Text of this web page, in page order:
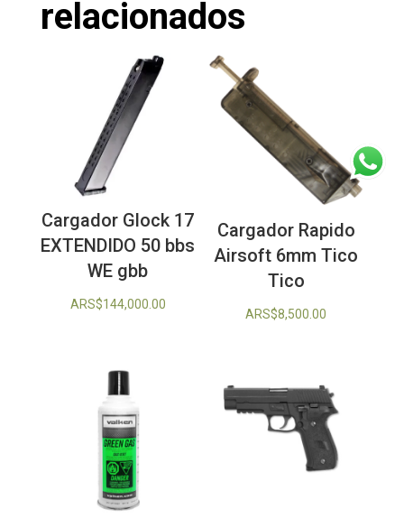
relacionados
Cargador Glock 17
EXTENDIDO 50 bbs
WE gbb
ARS$144,000.00
Cargador Rapido
Airsoft 6mm Tico
Tico
ARS$8,500.00